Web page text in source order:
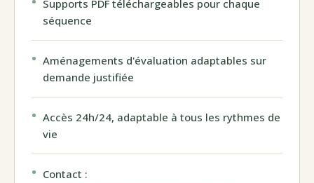
Supports PDF téléchargeables pour chaque
séquence
Aménagements d'évaluation adaptables sur
demande justifiée
Accès 24h/24, adaptable à tous les rythmes de
vie
Contact :